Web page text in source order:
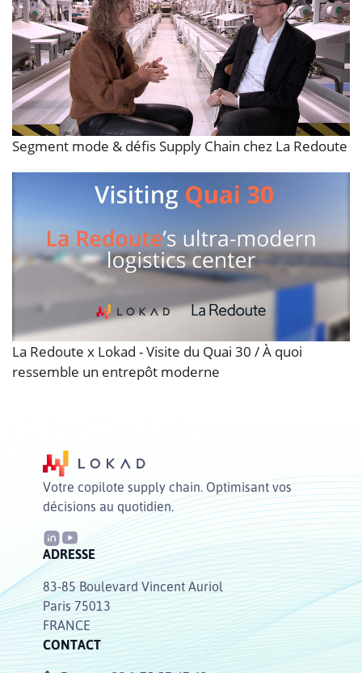
Segment mode & défis Supply Chain chez La Redoute
La Redoute x Lokad - Visite du Quai 30 / À quoi
ressemble un entrepôt moderne
Votre copilote supply chain. Optimisant vos
décisions au quotidien.
ADRESSE
83-85 Boulevard Vincent Auriol
Paris 75013
FRANCE
CONTACT